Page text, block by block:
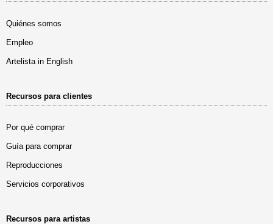
Quiénes somos
Empleo
Artelista in English
Recursos para clientes
Por qué comprar
Guía para comprar
Reproducciones
Servicios corporativos
Recursos para artistas